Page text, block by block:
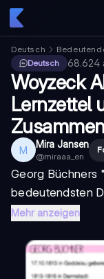
Deutsch
Deutsch
68.624
Woyzeck
Lernzettel
M Mira Jansen
@miraaa_en
Georg Büchners "
bedeutendsten
Mehr anzeigen